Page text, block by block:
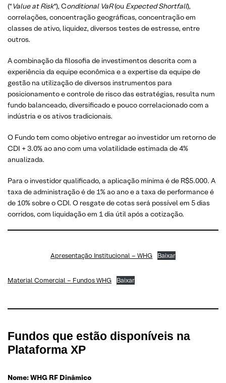
(“Value at Risk“), Conditional VaR(ou Expected Shortfall),
correlações, concentração geográficas, concentração em
classes de ativo, liquidez, diversos testes de estresse, entre
outros.
A combinação da filosofia de investimentos descrita com a
experiência da equipe econômica e a expertise da equipe de
gestão na utilização de diversos instrumentos para
posicionamento e controle de risco das estratégias, resulta num
fundo balanceado, diversificado e pouco correlacionado com a
indústria e os ativos tradicionais.
O Fundo tem como objetivo entregar ao investidor um retorno de
CDI + 3.0% ao ano com uma volatilidade estimada de 4%
anualizada.
Para o investidor qualificado, a aplicação mínima é de R$5.000. A
taxa de administração é de 1% ao ano e a taxa de performance é
de 10% sobre o CDI. O resgate de cotas será possível em 5 dias
corridos, com liquidação em 1 dia útil após a cotização.
Apresentação Institucional – WHG Baixar
Material Comercial – Fundos WHG Baixar
Fundos que estão disponíveis na
Plataforma XP
Nome: WHG RF Dinâmico